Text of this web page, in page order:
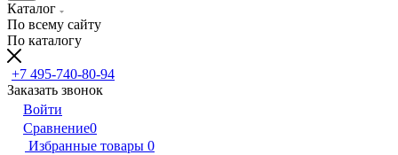
Каталог
По всему сайту
По каталогу
+7 495-740-80-94
Заказать звонок
Войти
Сравнение0
Избранные товары 0